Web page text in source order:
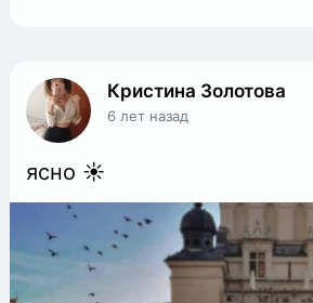
Кристина Золотова
6 лет назад
ясно ☀